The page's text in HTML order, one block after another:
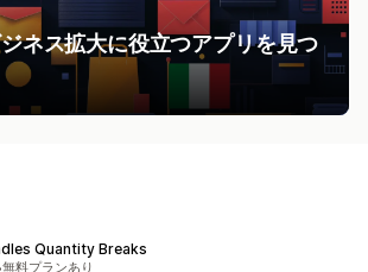
ネス拡大に役立つアプリを見つ
Quantity Breaks
無料プランあり